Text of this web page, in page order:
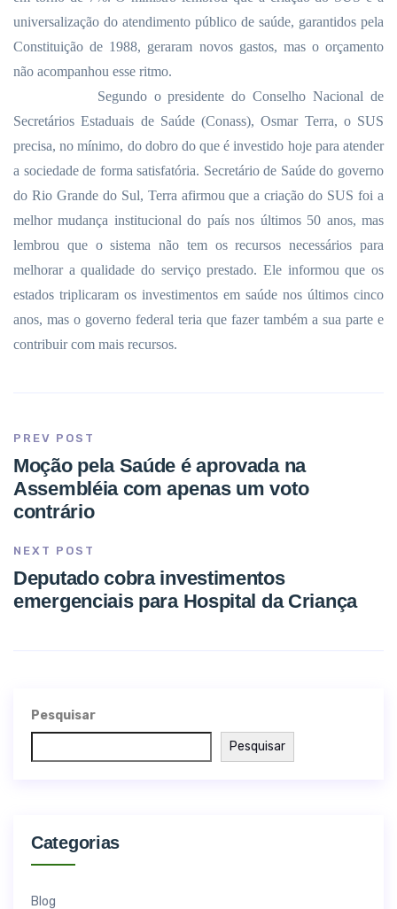
universalização do atendimento público de saúde, garantidos pela
Constituição de 1988, geraram novos gastos, mas o orçamento
não acompanhou esse ritmo.
Segundo o presidente do Conselho Nacional de
Secretários Estaduais de Saúde (Conass), Osmar Terra, o SUS
precisa, no mínimo, do dobro do que é investido hoje para atender
a sociedade de forma satisfatória. Secretário de Saúde do governo
do Rio Grande do Sul, Terra afirmou que a criação do SUS foi a
melhor mudança institucional do país nos últimos 50 anos, mas
lembrou que o sistema não tem os recursos necessários para
melhorar a qualidade do serviço prestado. Ele informou que os
estados triplicaram os investimentos em saúde nos últimos cinco
anos, mas o governo federal teria que fazer também a sua parte e
contribuir com mais recursos.
PREV POST
Moção pela Saúde é aprovada na
Assembléia com apenas um voto
contrário
NEXT POST
Deputado cobra investimentos
emergenciais para Hospital da Criança
Pesquisar
Pesquisar
Categorias
Blog